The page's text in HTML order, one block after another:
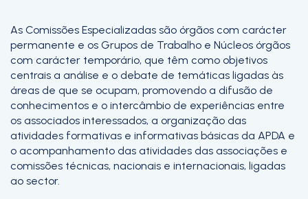
As Comissões Especializadas são órgãos com carácter
permanente e os Grupos de Trabalho e Núcleos órgãos
com carácter temporário, que têm como objetivos
centrais a análise e o debate de temáticas ligadas às
áreas de que se ocupam, promovendo a difusão de
conhecimentos e o intercâmbio de experiências entre
os associados interessados, a organização das
atividades formativas e informativas básicas da APDA e
o acompanhamento das atividades das associações e
comissões técnicas, nacionais e internacionais, ligadas
ao sector.